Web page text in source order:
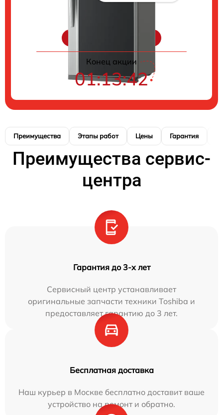
Конец акции
01:13:41
Преимущества Этапы работ Цены Гарантия
Преимущества сервис-
центра
Гарантия до 3-х лет
Сервисный центр устанавливает
оригинальные запчасти техники Toshiba и
предоставляет гарантию до 3 лет.
Бесплатная доставка
Наш курьер в Москве бесплатно доставит ваше
устройство на ремонт и обратно.